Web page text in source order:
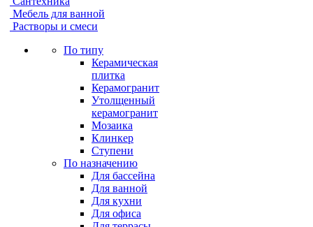
Мебель для ванной
Растворы и смеси
По типу
Керамическая
плитка
Керамогранит
Утолщенный
керамогранит
Мозаика
Клинкер
Ступени
По назначению
Для бассейна
Для ванной
Для кухни
Для офиса